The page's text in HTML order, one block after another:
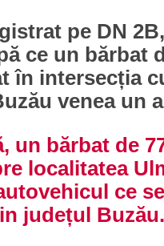
pe DN
ce un bărbat
în intersecția
venea un
un bărbat de
localitatea
ce
județul